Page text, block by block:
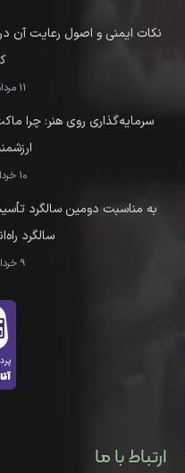
نکات ایمنی و اصول رعایت آن
11 مرداد در 10:10 am
سرمایه‌گذاری روی هنر: چرا
10 خرداد در 3:14 pm
به مناسبت دومین سالگرد
سالگرد
9 خرداد در 5:17 pm
ارتباط با ما